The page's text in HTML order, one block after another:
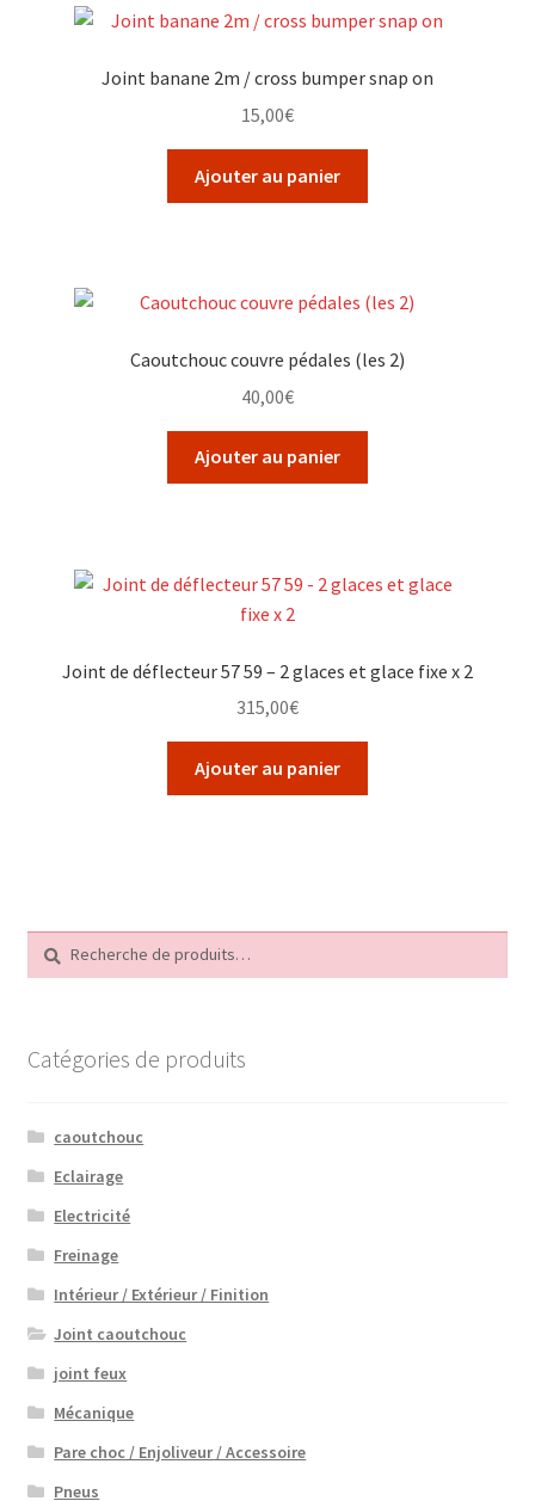
Joint banane 2m / cross bumper snap on
15,00€
Ajouter au panier
Caoutchouc couvre pédales (les 2)
40,00€
Ajouter au panier
Joint de déflecteur 57 59 – 2 glaces et glace fixe x 2
315,00€
Ajouter au panier
pour :
Catégories de produits
caoutchouc
Eclairage
Electricité
Freinage
Intérieur / Extérieur / Finition
Joint caoutchouc
joint feux
Mécanique
Pare choc / Enjoliveur / Accessoire
Pneus